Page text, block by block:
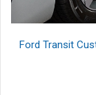
Ford Transit